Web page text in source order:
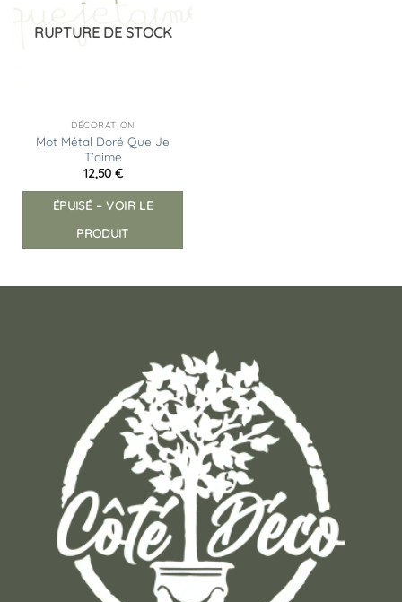
RUPTURE DE STOCK
DÉCORATION
Mot Métal Doré Que Je
T’aime
12,50 €
ÉPUISÉ – VOIR LE
PRODUIT